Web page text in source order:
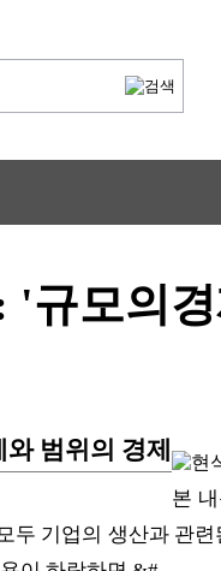
'규모의
범위의 경제
본
두 기업의 생산과 관